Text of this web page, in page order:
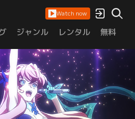
Watch now
ジャンル レンタル 無料